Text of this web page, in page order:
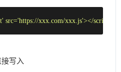
src='https://xxx.com/xxx.js'></script
写入